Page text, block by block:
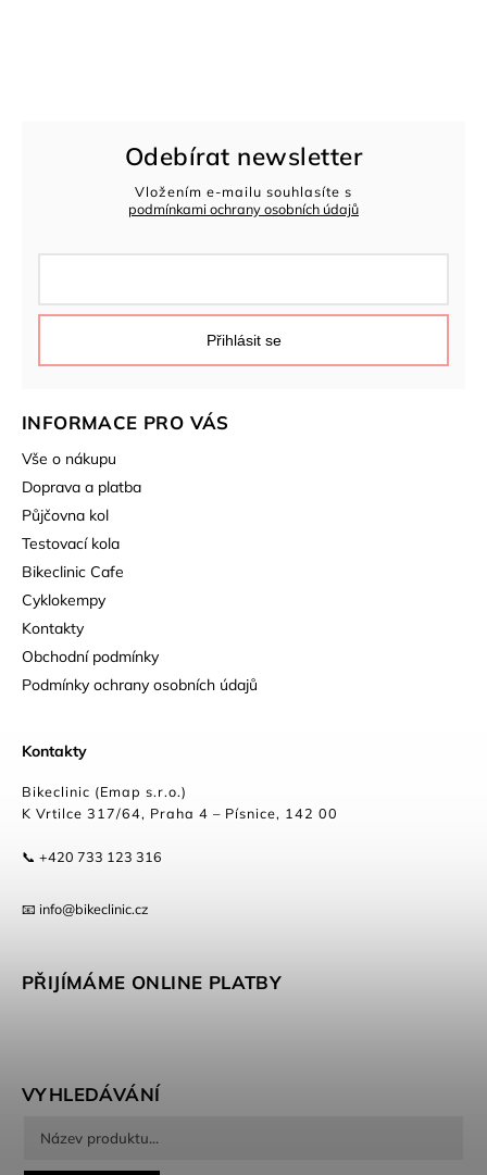
INFORMACE PRO VÁS
Vše o nákupu
Doprava a platba
Půjčovna kol
Testovací kola
Bikeclinic Cafe
Cyklokempy
Kontakty
Obchodní podmínky
Podmínky ochrany osobních údajů
Kontakty
Bikeclinic (Emap s.r.o.)
K Vrtilce 317/64, Praha 4 – Písnice, 142 00
📞 +420 733 123 316
📧 info@bikeclinic.cz
Odebírat newsletter
Vložením e-mailu souhlasíte s
podmínkami ochrany osobních údajů
Přihlásit se
PŘIJÍMÁME ONLINE PLATBY
VYHLEDÁVÁNÍ